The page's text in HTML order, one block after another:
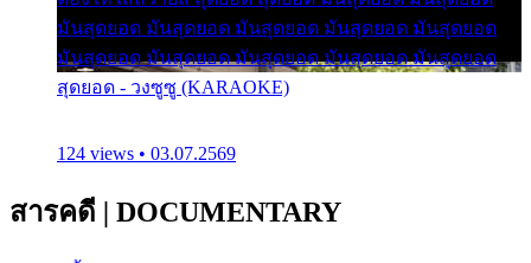
มันสุดยอด มันสุดยอด มันสุดยอด มันสุดยอด มันสุดยอด
มันสุดยอด มันสุดยอด มันสุดยอด มันสุดยอด มันสุดยอด
สุดยอด - วงซูซู (KARAOKE)
124 views • 03.07.2569
สารคดี | DOCUMENTARY